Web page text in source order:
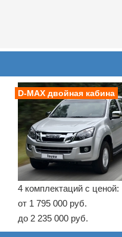
D-MAX двойная кабина
4 комплектаций с ценой:
от 1 795 000 руб.
до 2 235 000 руб.